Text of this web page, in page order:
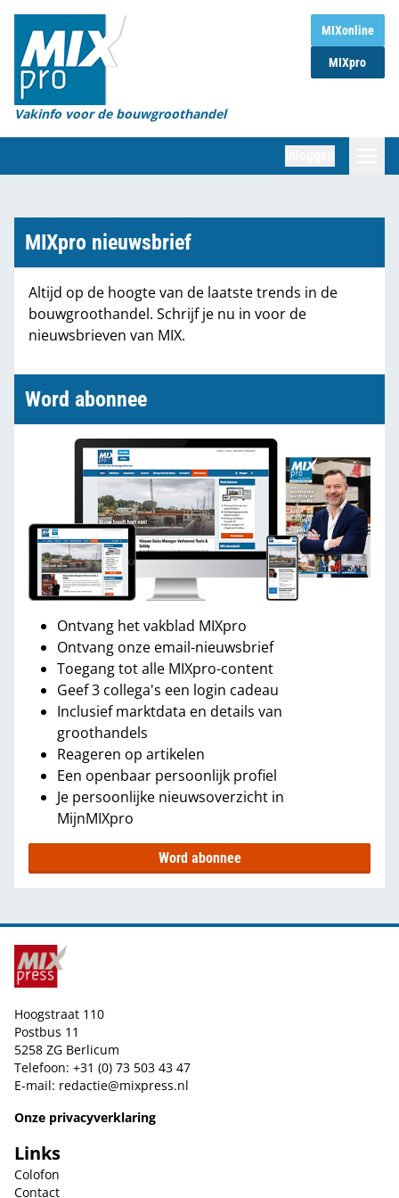
MIXonline
MIXpro
Vakinfo voor de bouwgroothandel
Home
Magazines
Organisaties
Marktcijfers
Partners
MIXpro nieuwsbrief
Altijd op de hoogte van de laatste trends in de
bouwgroothandel. Schrijf je nu in voor de
nieuwsbrieven van MIX.
Word abonnee
Ontvang het vakblad MIXpro
Ontvang onze email-nieuwsbrief
Toegang tot alle MIXpro-content
Geef 3 collega's een login cadeau
Inclusief marktdata en details van
groothandels
Reageren op artikelen
Een openbaar persoonlijk profiel
Je persoonlijke nieuwsoverzicht in
MijnMIXpro
Word abonnee
Hoogstraat 110
Postbus 11
5258 ZG Berlicum
Telefoon: +31 (0) 73 503 43 47
E-mail: redactie@mixpress.nl
Onze privacyverklaring
Links
Colofon
Contact